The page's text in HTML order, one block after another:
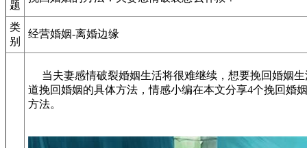
题
类
别
经营婚姻-离婚边缘
当夫妻感情破裂婚姻生活将很难继续，想要挽回婚姻生
道挽回婚姻的具体方法，情感小编在本文分享4个挽回婚
方法。